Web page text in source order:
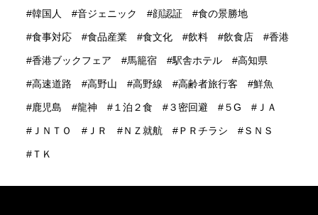
韓国人 音ジェニック 顔認証 食の景勝地
食事対応 食品産業 食文化 飲料 飲食店 香港
香港ブックフェア 馬籠宿 駅舎ホテル 高知県
高速道路 高野山 高野線 高齢者旅行客 鮮魚
鹿児島 龍神 １泊２食 ３密回避 ５G ＪＡ
ＪＮＴＯ ＪＲ ＮＺ就航 ＰＲチラシ ＳＮＳ
ＴＫ